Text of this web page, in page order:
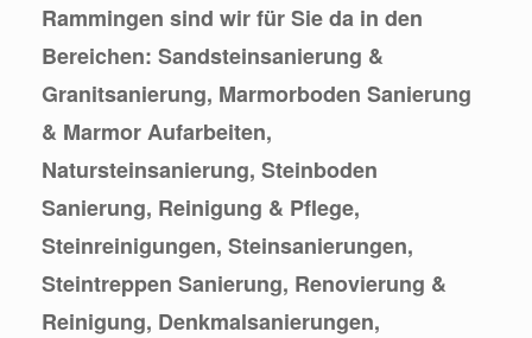
Rammingen sind wir für Sie da in den
Bereichen: Sandsteinsanierung &
Granitsanierung, Marmorboden Sanierung
& Marmor Aufarbeiten,
Natursteinsanierung, Steinboden
Sanierung, Reinigung & Pflege,
Steinreinigungen, Steinsanierungen,
Steintreppen Sanierung, Renovierung &
Reinigung, Denkmalsanierungen,